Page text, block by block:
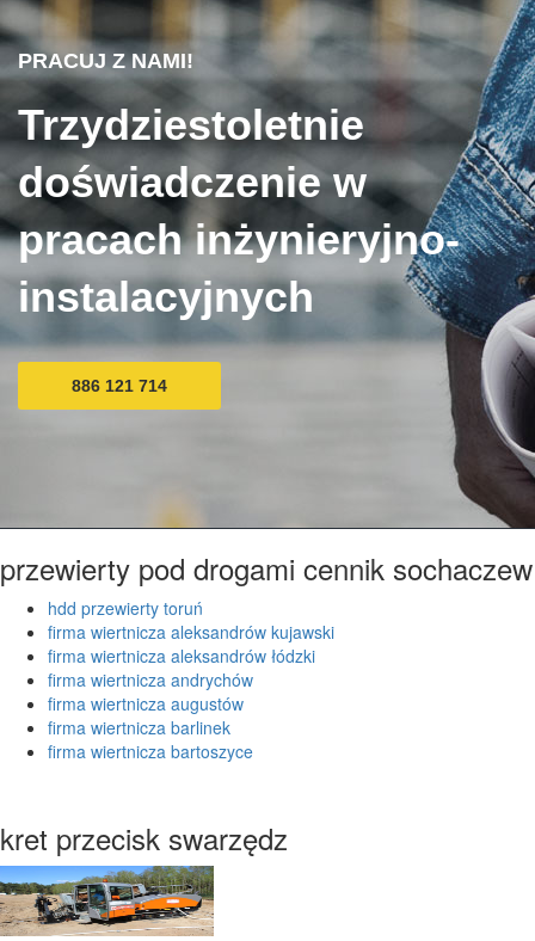
PRACUJ Z NAMI!
Trzydziestoletnie
doświadczenie w
pracach inżynieryjno-
instalacyjnych
886 121 714
przewierty pod drogami cennik sochaczew
hdd przewierty toruń
firma wiertnicza aleksandrów kujawski
firma wiertnicza aleksandrów łódzki
firma wiertnicza andrychów
firma wiertnicza augustów
firma wiertnicza barlinek
firma wiertnicza bartoszyce
kret przecisk swarzędz